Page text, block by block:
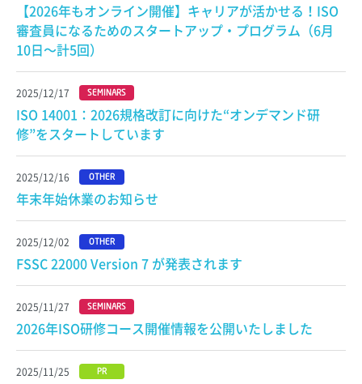
【2026年もオンライン開催】キャリアが活かせる！ISO
審査員になるためのスタートアップ・プログラム（6月
10日〜計5回）
2025/12/17 SEMINARS
ISO 14001：2026規格改訂に向けた“オンデマンド研
修”をスタートしています
2025/12/16 OTHER
年末年始休業のお知らせ
2025/12/02 OTHER
FSSC 22000 Version 7 が発表されます
2025/11/27 SEMINARS
2026年ISO研修コース開催情報を公開いたしました
2025/11/25 PR